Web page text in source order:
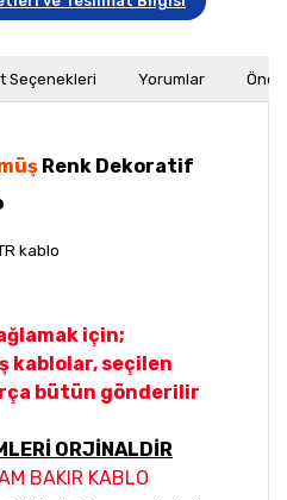
Seçenekleri Yorumlar
Renk Dekoratif
kablo
için;
kablolar, seçilen
bütün gönderilir
ORJİNALDİR
BAKIR KABLO